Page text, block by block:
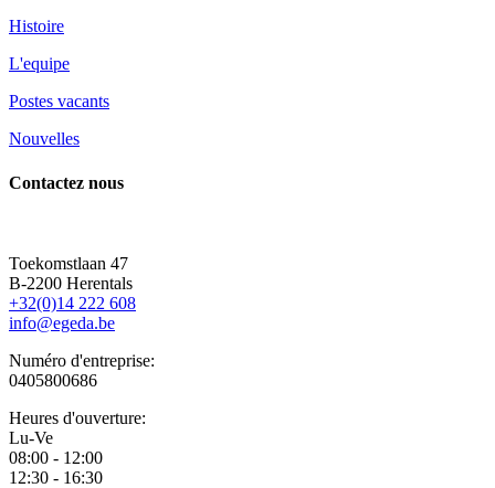
Histoire
L'equipe
Postes vacants
Nouvelles
Contactez nous
Toekomstlaan 47
B-2200 Herentals
+32(0)14 222 608
info@egeda.be
Numéro d'entreprise:
0405800686
Heures d'ouverture:
Lu-Ve
08:00 - 12:00
12:30 - 16:30